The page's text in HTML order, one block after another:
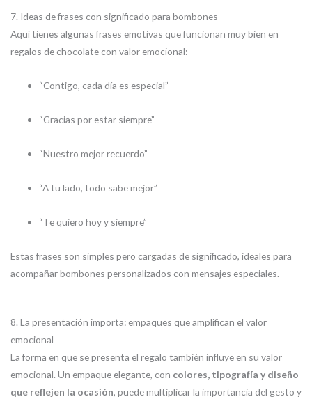
7. Ideas de frases con significado para bombones
Aquí tienes algunas frases emotivas que funcionan muy bien en
regalos de chocolate con valor emocional:
“Contigo, cada día es especial”
“Gracias por estar siempre”
“Nuestro mejor recuerdo”
“A tu lado, todo sabe mejor”
“Te quiero hoy y siempre”
Estas frases son simples pero cargadas de significado, ideales para
acompañar bombones personalizados con mensajes especiales.
8. La presentación importa: empaques que amplifican el valor
emocional
La forma en que se presenta el regalo también influye en su valor
emocional. Un empaque elegante, con colores, tipografía y diseño
que reflejen la ocasión, puede multiplicar la importancia del gesto y